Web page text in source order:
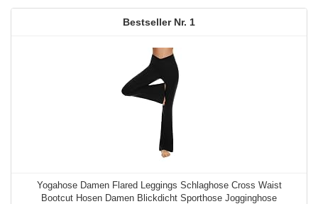
1
Yogahose Damen Flared Leggings Schlaghose Cross Waist
Bootcut Hosen Damen Blickdicht Sporthose Jogginghose